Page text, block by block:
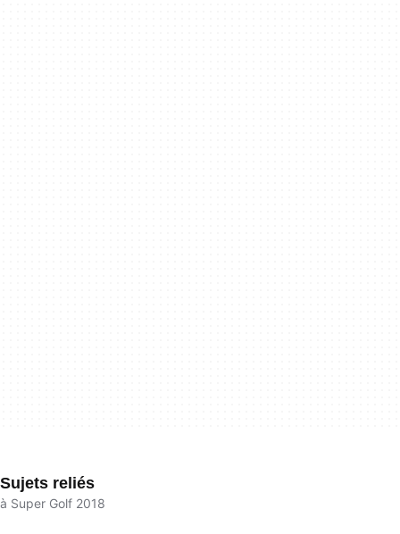
Sujets reliés
à Super Golf 2018